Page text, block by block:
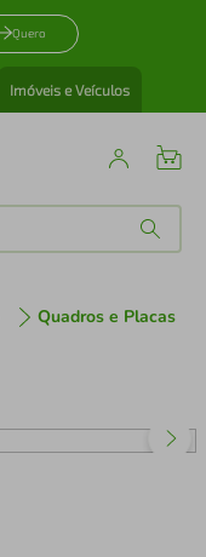
Quero
Imóveis e Veículos
Quadros e Placas